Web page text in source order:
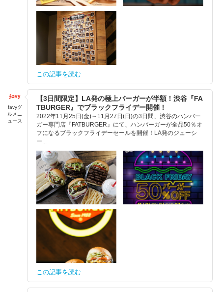
この記事を読む
favyグ
ルメニ
ュース
【3日間限定】LA発の極上バーガーが半額！渋谷『FA
TBURGER』でブラックフライデー開催！
2022年11月25日(金)～11月27日(日)の3日間、渋谷のハンバー
ガー専門店『FATBURGER』にて、ハンバーガーが全品50％オ
フになるブラックフライデーセールを開催！LA発のジューシ
ー...
この記事を読む